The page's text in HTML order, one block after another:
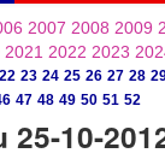
2007 2008 2009
2021 2022 2023
22 23 24 25 26 27 28
47 48 49 50 51 52
10-